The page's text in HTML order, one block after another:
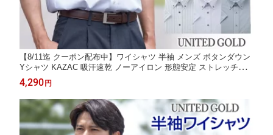
【8/11迄 クーポン配布中】ワイシャツ 半袖 メンズ ボタンダウン
Yシャツ KAZAC 吸汗速乾 ノーアイロン 形態安定 ストレッチ素
材 クールビズ対応 ビジネスやオフィスに最適 選べるデザイン 夏
の通勤に便利な半袖ワイシャツ【2点でクーポン値引き 対象商
品】
4,290円